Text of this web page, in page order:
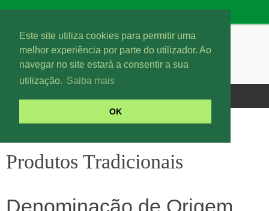
Este site utiliza cookies para permitir uma
melhor experiência por parte do utilizador. Ao
navegar no site estará a consentir a sua
utilização. Saiba mais
OK
Produtos Tradicionais
Denominação de Origem